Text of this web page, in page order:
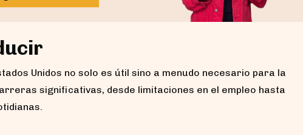
Unidos no solo es útil sino a menudo necesario para la
significativas, desde limitaciones en el empleo hasta